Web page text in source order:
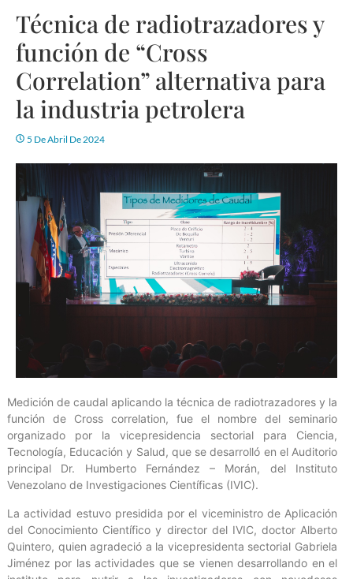
Técnica de radiotrazadores y
función de “Cross
Correlation” alternativa para
la industria petrolera
5 De Abril De 2024
Medición de caudal aplicando la técnica de radiotrazadores y la
función de Cross correlation, fue el nombre del seminario
organizado por la vicepresidencia sectorial para Ciencia,
Tecnología, Educación y Salud, que se desarrolló en el Auditorio
principal Dr. Humberto Fernández – Morán, del Instituto
Venezolano de Investigaciones Científicas (IVIC).
La actividad estuvo presidida por el viceministro de Aplicación
del Conocimiento Científico y director del IVIC, doctor Alberto
Quintero, quien agradeció a la vicepresidenta sectorial Gabriela
Jiménez por las actividades que se vienen desarrollando en el